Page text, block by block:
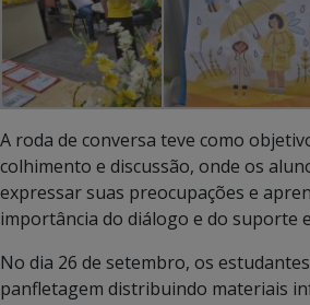
A roda de conversa teve como
colhimento e discussão, onde os
expressar suas preocupações e
importância do diálogo e do suporte
No dia 26 de setembro, os
panfletagem distribuindo materiais